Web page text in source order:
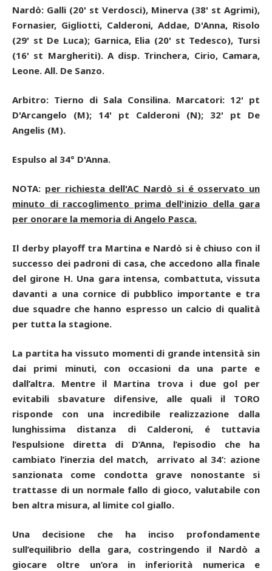
Nardò: Galli (20' st Verdosci), Minerva (38' st Agrimi),
Fornasier, Gigliotti, Calderoni, Addae, D'Anna, Risolo
(29' st De Luca); Garnica, Elia (20' st Tedesco), Tursi
(16' st Margheriti). A disp. Trinchera, Cirio, Camara,
Leone. All. De Sanzo.
Arbitro: Tierno di Sala Consilina. Marcatori: 12' pt
D'Arcangelo (M); 14' pt Calderoni (N); 32' pt De
Angelis (M).
Espulso al 34° D'Anna.
NOTA: per richiesta dell'AC Nardò si é osservato un
minuto di raccoglimento prima dell'inizio della gara
per onorare la memoria di Angelo Pasca.
Il derby playoff tra Martina e Nardò si è chiuso con il
successo dei padroni di casa, che accedono alla finale
del girone H. Una gara intensa, combattuta, vissuta
davanti a una cornice di pubblico importante e tra
due squadre che hanno espresso un calcio di qualità
per tutta la stagione.
La partita ha vissuto momenti di grande intensità sin
dai primi minuti, con occasioni da una parte e
dall’altra. Mentre il Martina trova i due gol per
evitabili sbavature difensive, alle quali il TORO
risponde con una incredibile realizzazione dalla
lunghissima distanza di Calderoni, é tuttavia
l’espulsione diretta di D’Anna, l’episodio che ha
cambiato l’inerzia del match, arrivato al 34’: azione
sanzionata come condotta grave nonostante si
trattasse di un normale fallo di gioco, valutabile con
ben altra misura, al limite col giallo.
Una decisione che ha inciso profondamente
sull’equilibrio della gara, costringendo il Nardò a
giocare oltre un’ora in inferiorità numerica e